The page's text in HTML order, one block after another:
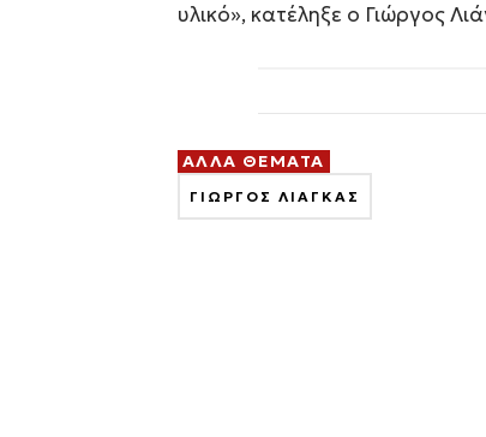
υλικό», κατέληξε ο Γιώργος
ΑΛΛΑ ΘΕΜΑΤΑ
ΓΙΩΡΓΟΣ ΛΙΑΓΚΑΣ